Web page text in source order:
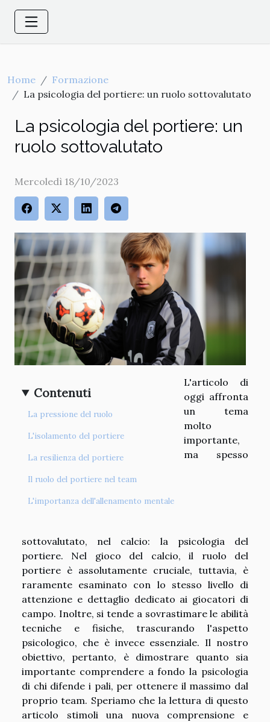
Home
Formazione
La psicologia del portiere: un ruolo sottovalutato
La psicologia del portiere: un
ruolo sottovalutato
Mercoledì 18/10/2023
Contenuti
La pressione del ruolo
L'isolamento del portiere
La resilienza del portiere
Il ruolo del portiere nel team
L'importanza dell'allenamento mentale
L'articolo di
oggi affronta
un tema
molto
importante,
ma spesso
sottovalutato, nel calcio: la psicologia del
portiere. Nel gioco del calcio, il ruolo del
portiere è assolutamente cruciale, tuttavia, è
raramente esaminato con lo stesso livello di
attenzione e dettaglio dedicato ai giocatori di
campo. Inoltre, si tende a sovrastimare le abilità
tecniche e fisiche, trascurando l'aspetto
psicologico, che è invece essenziale. Il nostro
obiettivo, pertanto, è dimostrare quanto sia
importante comprendere a fondo la psicologia
di chi difende i pali, per ottenere il massimo dal
proprio team. Speriamo che la lettura di questo
articolo stimoli una nuova comprensione e